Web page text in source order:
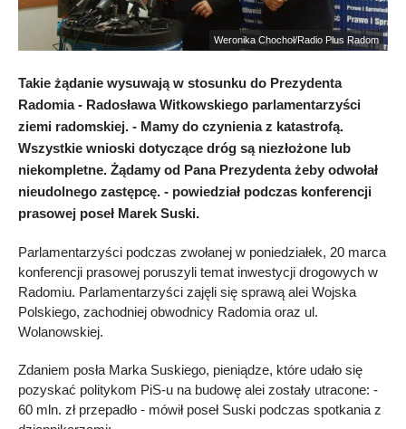
Weronika Chochoł/Radio Plus Radom
Takie żądanie wysuwają w stosunku do Prezydenta
Radomia - Radosława Witkowskiego parlamentarzyści
ziemi radomskiej. - Mamy do czynienia z katastrofą.
Wszystkie wnioski dotyczące dróg są niezłożone lub
niekompletne. Żądamy od Pana Prezydenta żeby odwołał
nieudolnego zastępcę. - powiedział podczas konferencji
prasowej poseł Marek Suski.
Parlamentarzyści podczas zwołanej w poniedziałek, 20 marca
konferencji prasowej poruszyli temat inwestycji drogowych w
Radomiu. Parlamentarzyści zajęli się sprawą alei Wojska
Polskiego, zachodniej obwodnicy Radomia oraz ul.
Wolanowskiej.
Zdaniem posła Marka Suskiego, pieniądze, które udało się
pozyskać politykom PiS-u na budowę alei zostały utracone: -
60 mln. zł przepadło - mówił poseł Suski podczas spotkania z